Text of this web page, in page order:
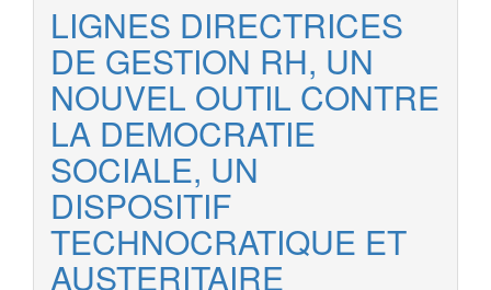
LIGNES DIRECTRICES
DE GESTION RH, UN
NOUVEL OUTIL CONTRE
LA DEMOCRATIE
SOCIALE, UN
DISPOSITIF
TECHNOCRATIQUE ET
AUSTERITAIRE